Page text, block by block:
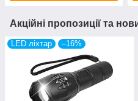
Акційні пропозиції та
LED ліхтар –16%